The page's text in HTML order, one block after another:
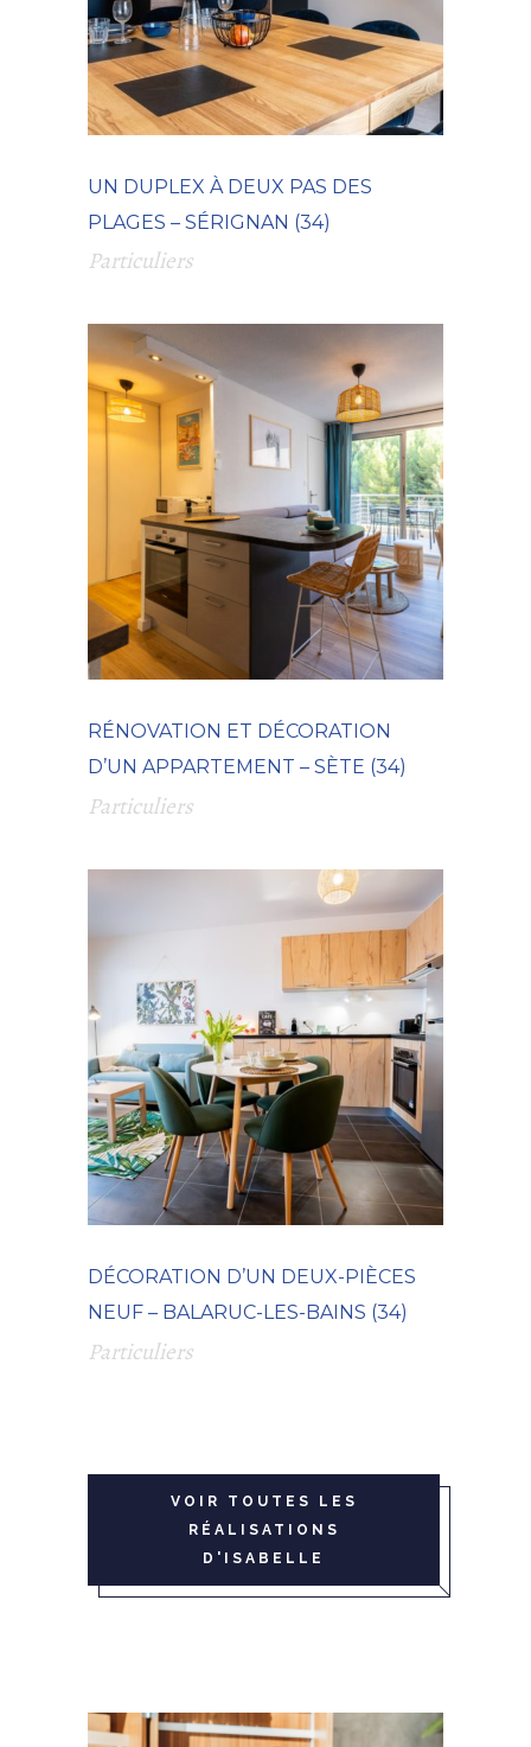
UN DUPLEX À DEUX PAS DES
PLAGES – SÉRIGNAN (34)
Particuliers
RÉNOVATION ET DÉCORATION
D’UN APPARTEMENT – SÈTE (34)
Particuliers
DÉCORATION D’UN DEUX-PIÈCES
NEUF – BALARUC-LES-BAINS (34)
Particuliers
VOIR TOUTES LES
RÉALISATIONS
D'ISABELLE